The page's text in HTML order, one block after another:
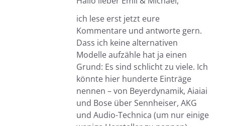
ich lese erst jetzt eure
Kommentare und antworte gern.
Dass ich keine alternativen
Modelle aufzähle hat ja einen
Grund: Es sind schlicht zu viele. Ich
könnte hier hunderte Einträge
nennen – von Beyerdynamik, Aiaiai
und Bose über Sennheiser, AKG
und Audio-Technica (um nur einige